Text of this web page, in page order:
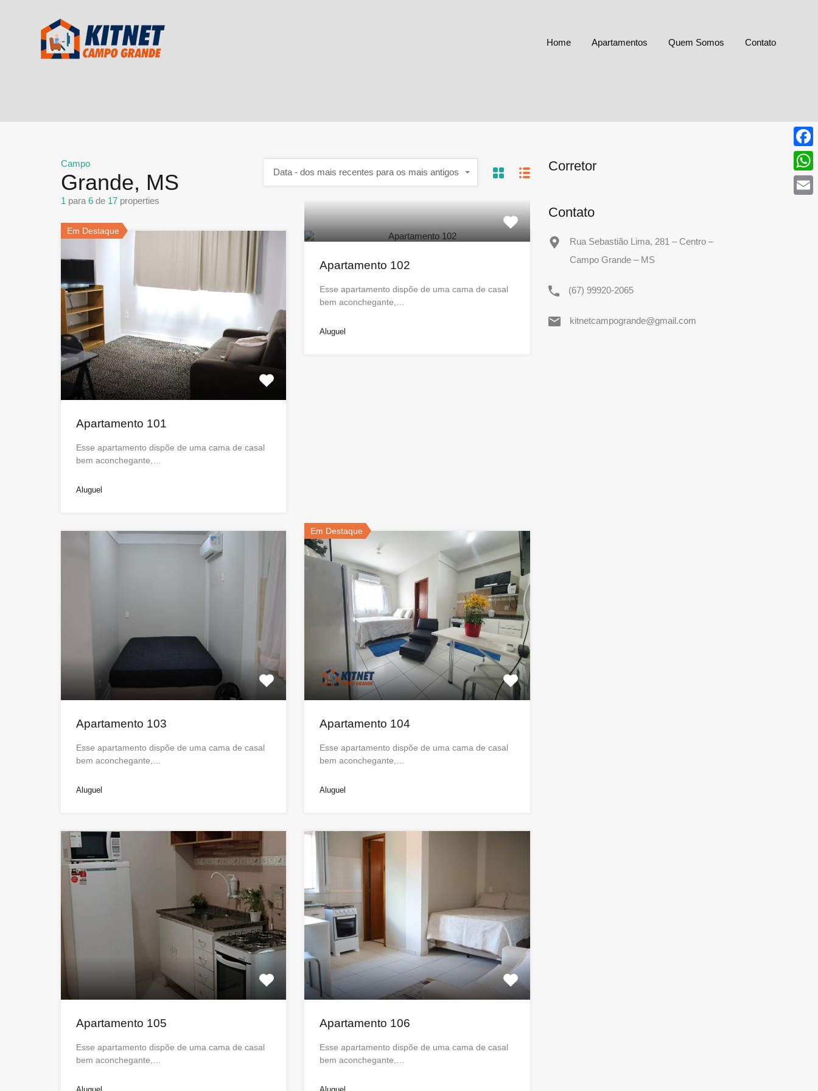
Home Apartamentos Quem Somos Contato
Campo
Grande, MS
1 para 6 de 17 properties
Data - dos mais recentes para os mais antigos
Em Destaque
Apartamento 101
Esse apartamento dispõe de uma cama de casal
bem aconchegante,…
Aluguel
Apartamento 102
Esse apartamento dispõe de uma cama de casal
bem aconchegante,…
Aluguel
Apartamento 103
Esse apartamento dispõe de uma cama de casal
bem aconchegante,…
Aluguel
Em Destaque
Apartamento 104
Esse apartamento dispõe de uma cama de casal
bem aconchegante,…
Aluguel
Apartamento 105
Esse apartamento dispõe de uma cama de casal
bem aconchegante,…
Apartamento 106
Esse apartamento dispõe de uma cama de casal
bem aconchegante,…
Corretor
Contato
Rua Sebastião Lima, 281 – Centro –
Campo Grande – MS
(67) 99920-2065
kitnetcampogrande@gmail.com